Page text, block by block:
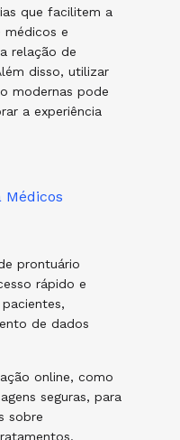
que facilitem a
e
relação de
disso, utilizar
modernas pode
a experiência
Médicos
prontuário
rápido e
de dados
online, como
seguras, para
sobre